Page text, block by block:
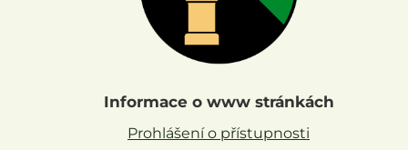
Informace o www stránkách
Prohlášení o přístupnosti